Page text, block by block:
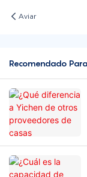
Aviar
Recomendado